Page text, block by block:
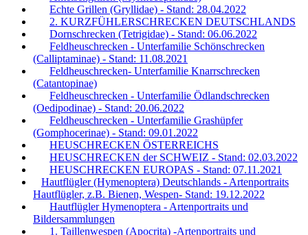
Echte Grillen (Gryllidae) - Stand: 28.04.2022
2. KURZFÜHLERSCHRECKEN DEUTSCHLANDS
Dornschrecken (Tetrigidae) - Stand: 06.06.2022
Feldheuschrecken - Unterfamilie Schönschrecken
(Calliptaminae) - Stand: 11.08.2021
Feldheuschrecken- Unterfamilie Knarrschrecken
(Catantopinae)
Feldheuschrecken - Unterfamilie Ödlandschrecken
(Oedipodinae) - Stand: 20.06.2022
Feldheuschrecken - Unterfamilie Grashüpfer
(Gomphocerinae) - Stand: 09.01.2022
HEUSCHRECKEN ÖSTERREICHS
HEUSCHRECKEN der SCHWEIZ - Stand: 02.03.2022
HEUSCHRECKEN EUROPAS - Stand: 07.11.2021
Hautflügler (Hymenoptera) Deutschlands - Artenportraits
Hautflügler, z.B. Bienen, Wespen- Stand: 19.12.2022
Hautflügler Hymenoptera - Artenportraits und
Bildersammlungen
1. Taillenwespen (Apocrita) -Artenportraits und